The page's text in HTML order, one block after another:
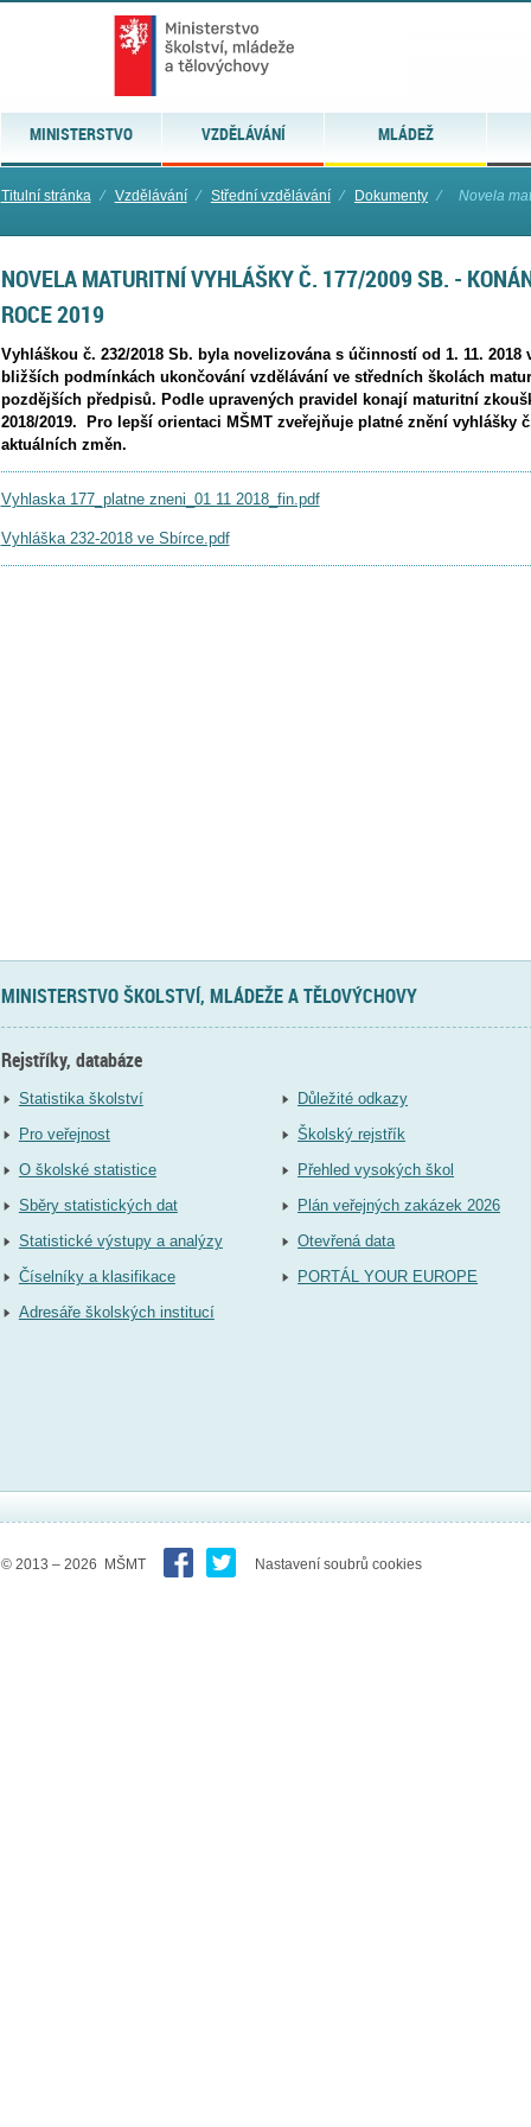
MINISTERSTVO VZDĚLÁVÁNÍ MLÁDEŽ
Titulní stránka ⁄ Vzdělávání ⁄ Střední vzdělávání ⁄ Dokumenty ⁄ Novela
NOVELA MATURITNÍ VYHLÁŠKY Č. 177/2009 SB. -
ROCE 2019
Vyhláškou č. 232/2018 Sb. byla novelizována s účinností od 1. 11. 2018
bližších podmínkách ukončování vzdělávání ve středních školách
pozdějších předpisů. Podle upravených pravidel konají maturitní
2018/2019. Pro lepší orientaci MŠMT zveřejňuje platné znění vyhlášky
aktuálních změn.
Vyhlaska 177_platne zneni_01 11 2018_fin.pdf
Vyhláška 232-2018 ve Sbírce.pdf
MINISTERSTVO ŠKOLSTVÍ, MLÁDEŽE A TĚLOVÝCHOVY
Rejstříky, databáze
Statistika školství
Pro veřejnost
O školské statistice
Sběry statistických dat
Statistické výstupy a analýzy
Číselníky a klasifikace
Adresáře školských institucí
Důležité odkazy
Školský rejstřík
Přehled vysokých škol
Plán veřejných zakázek 2026
Otevřená data
PORTÁL YOUR EUROPE
© 2013 – 2026 MŠMT Nastavení soubrů cookies